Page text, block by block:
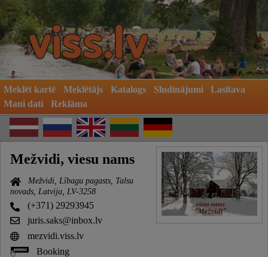
Meklēt kartē Meklētājs Katalogs Sludinājumi
Lasītava
Mani dati
Reklāma
Mežvidi, viesu nams
Mežvidi, Lībagu pagasts, Talsu
novads, Latvija, LV-3258
(+371) 29293945
juris.saks@inbox.lv
mezvidi.viss.lv
Booking